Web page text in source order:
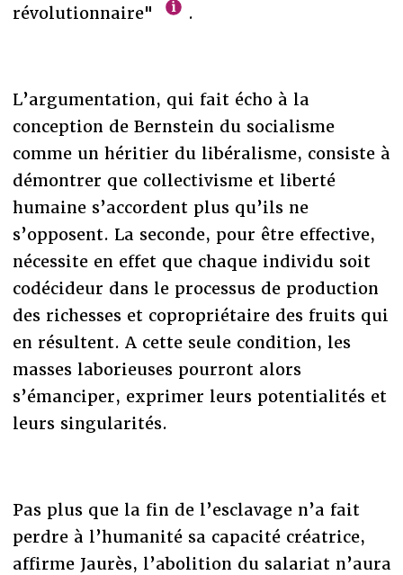
révolutionnaire"
.
L’argumentation, qui fait écho à la
conception de Bernstein du socialisme
comme un héritier du libéralisme, consiste à
démontrer que collectivisme et liberté
humaine s’accordent plus qu’ils ne
s’opposent. La seconde, pour être effective,
nécessite en effet que chaque individu soit
codécideur dans le processus de production
des richesses et copropriétaire des fruits qui
en résultent. A cette seule condition, les
masses laborieuses pourront alors
s’émanciper, exprimer leurs potentialités et
leurs singularités.
Pas plus que la fin de l’esclavage n’a fait
perdre à l’humanité sa capacité créatrice,
affirme Jaurès, l’abolition du salariat n’aura